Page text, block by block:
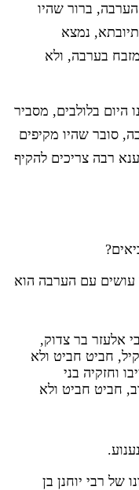
ברור שהיו
נמצא
בערבה, ולא
היום בלולבים, מסביר
סובר שהיו מקיפים
רבה צריכים להקיף
עם הערבה הוא
אלעזר בר צדוק,
חביט חביט ולא
וחזקיה בני
חביט חביט ולא
של רבי יוחנן בן